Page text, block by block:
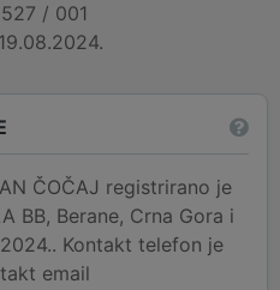
/ 001
19.08.2024.
ČOČAJ registrirano je
BB, Berane, Crna Gora i
Kontakt telefon je
email